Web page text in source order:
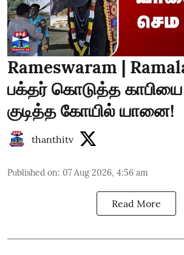
Rameswaram |
பக்தர் கொடுத்த காபியை
குடித்த கோயில் யானை!
thanthitv
Published on: 07 Aug 2026, 4:56 am
Read More